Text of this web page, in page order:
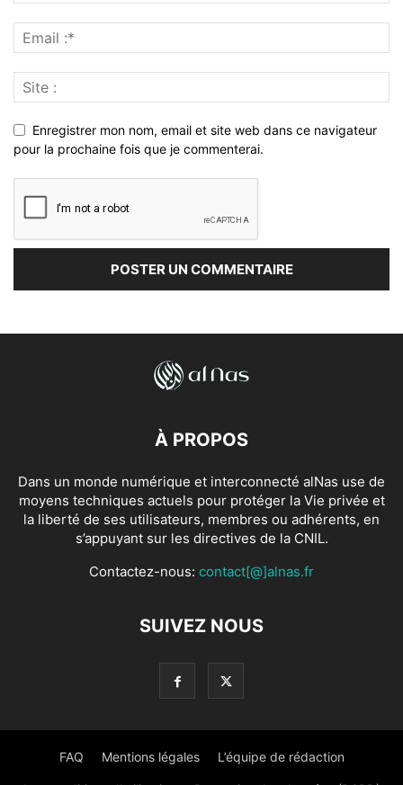
Enregistrer mon nom, email et site web dans ce navigateur
pour la prochaine fois que je commenterai.
À PROPOS
Dans un monde numérique et interconnecté alNas use de
moyens techniques actuels pour protéger la Vie privée et
la liberté de ses utilisateurs, membres ou adhérents, en
s’appuyant sur les directives de la CNIL.
Contactez-nous: contact[@]alnas.fr
SUIVEZ NOUS
FAQ Mentions légales L’équipe de rédaction